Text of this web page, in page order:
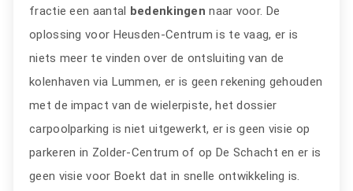
fractie een aantal bedenkingennaar voor. De
oplossing voor Heusden-Centrum is te vaag, er is
niets meer te vinden over de ontsluiting van de
kolenhaven via Lummen, er is geen rekening gehouden
met de impact van de wielerpiste, het dossier
carpoolparking is niet uitgewerkt, er is geen visie op
parkeren in Zolder-Centrum of op De Schacht en er is
geen visie voor Boekt dat in snelle ontwikkeling is.